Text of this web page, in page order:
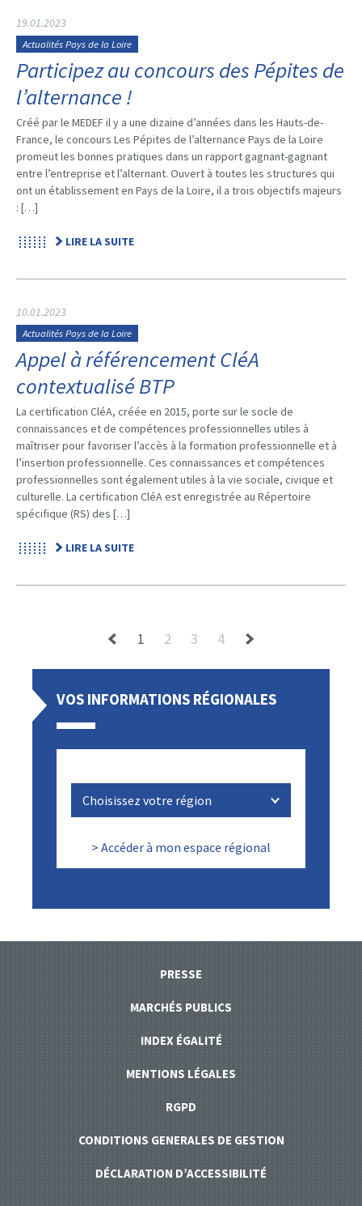
19.01.2023
Actualités Pays de la Loire
Participez au concours des Pépites de
l’alternance !
Créé par le MEDEF il y a une dizaine d’années dans les Hauts-de-
France, le concours Les Pépites de l’alternance Pays de la Loire
promeut les bonnes pratiques dans un rapport gagnant-gagnant
entre l’entreprise et l’alternant. Ouvert à toutes les structures qui
ont un établissement en Pays de la Loire, il a trois objectifs majeurs
: […]
LIRE LA SUITE
10.01.2023
Actualités Pays de la Loire
Appel à référencement CléA
contextualisé BTP
La certification CléA, créée en 2015, porte sur le socle de
connaissances et de compétences professionnelles utiles à
maîtriser pour favoriser l’accès à la formation professionnelle et à
l’insertion professionnelle. Ces connaissances et compétences
professionnelles sont également utiles à la vie sociale, civique et
culturelle. La certification CléA est enregistrée au Répertoire
spécifique (RS) des […]
LIRE LA SUITE
1 2 3 4
VOS INFORMATIONS RÉGIONALES
> Accéder à mon espace régional
PRESSE
MARCHÉS PUBLICS
INDEX ÉGALITÉ
MENTIONS LÉGALES
RGPD
CONDITIONS GENERALES DE GESTION
DÉCLARATION D’ACCESSIBILITÉ